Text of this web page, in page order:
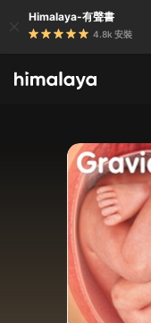
Himalaya-有聲書
4.8k 安裝